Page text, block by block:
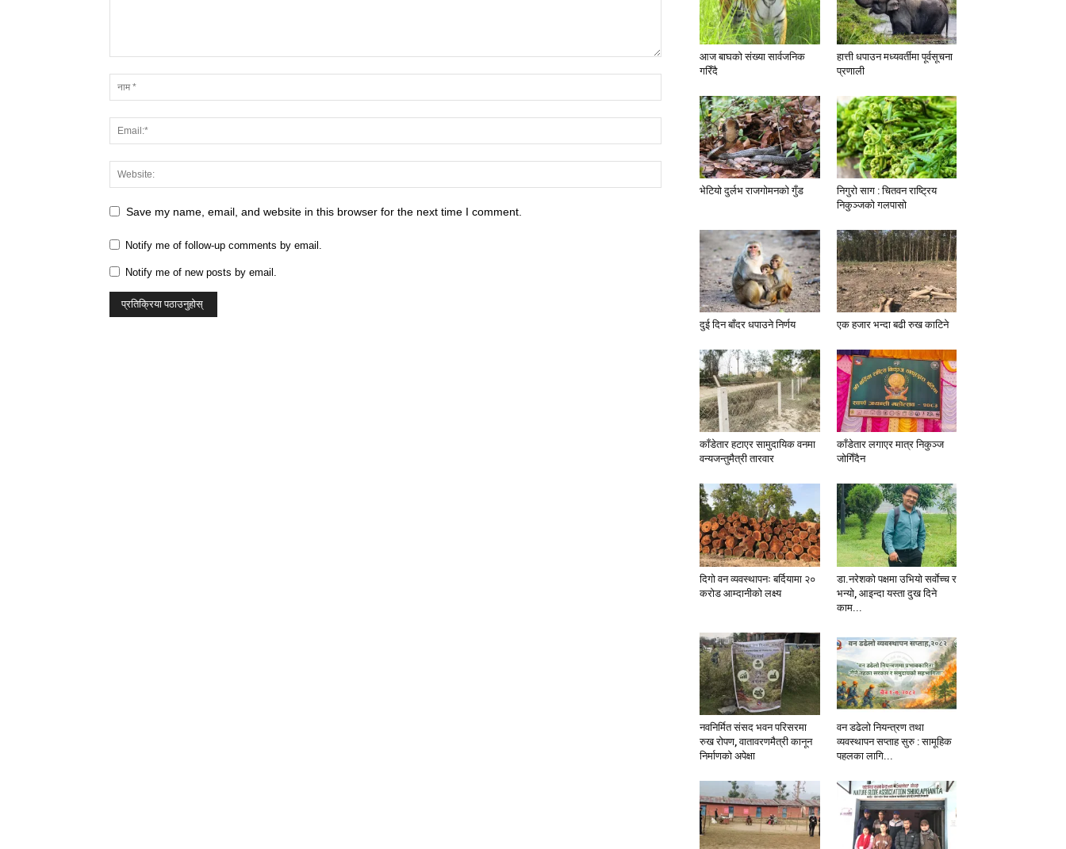
Save my name, email, and website in this browser for the next time I comment.
Notify me of follow-up comments by email.
Notify me of new posts by email.
आज बाघको संख्या सार्वजनिक
गरिँदै
हात्ती धपाउन मध्यवर्तीमा पूर्वसूचना
प्रणाली
भेटियो दुर्लभ राजगोमनको गुँड
निगुरो साग : चितवन राष्ट्रिय
निकुञ्जको गलपासो
दुई दिन बाँदर धपाउने निर्णय एक हजार भन्दा बढी रुख काटिने
काँडेतार हटाएर सामुदायिक वनमा
वन्यजन्तुमैत्री तारवार
काँडेतार लगाएर मात्र निकुञ्ज
जोगिँदैन
दिगो वन व्यवस्थापनः बर्दियामा २०
करोड आम्दानीको लक्ष्य
डा.नरेशको पक्षमा उभियो सर्वाेच्च र
भन्यो, आइन्दा यस्ता दुख दिने
काम...
नवनिर्मित संसद भवन परिसरमा
रुख रोपण, वातावरणमैत्री कानून
निर्माणको अपेक्षा
वन डढेलो नियन्त्रण तथा
व्यवस्थापन सप्ताह सुरु : सामूहिक
पहलका लागि...